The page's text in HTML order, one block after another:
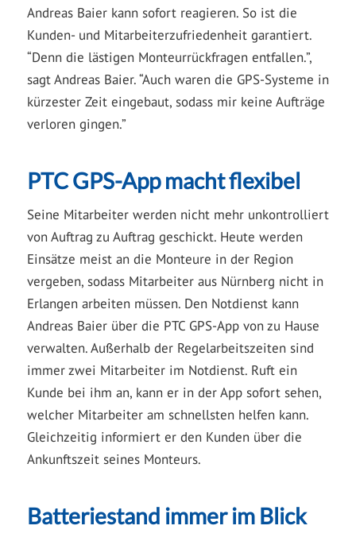
Andreas Baier kann sofort reagieren. So ist die
Kunden- und Mitarbeiterzufriedenheit garantiert.
“Denn die lästigen Monteurrückfragen entfallen.”,
sagt Andreas Baier. “Auch waren die GPS-Systeme in
kürzester Zeit eingebaut, sodass mir keine Aufträge
verloren gingen.”
PTC GPS-App macht flexibel
Seine Mitarbeiter werden nicht mehr unkontrolliert
von Auftrag zu Auftrag geschickt. Heute werden
Einsätze meist an die Monteure in der Region
vergeben, sodass Mitarbeiter aus Nürnberg nicht in
Erlangen arbeiten müssen. Den Notdienst kann
Andreas Baier über die PTC GPS-App von zu Hause
verwalten. Außerhalb der Regelarbeitszeiten sind
immer zwei Mitarbeiter im Notdienst. Ruft ein
Kunde bei ihm an, kann er in der App sofort sehen,
welcher Mitarbeiter am schnellsten helfen kann.
Gleichzeitig informiert er den Kunden über die
Ankunftszeit seines Monteurs.
Batteriestand immer im Blick